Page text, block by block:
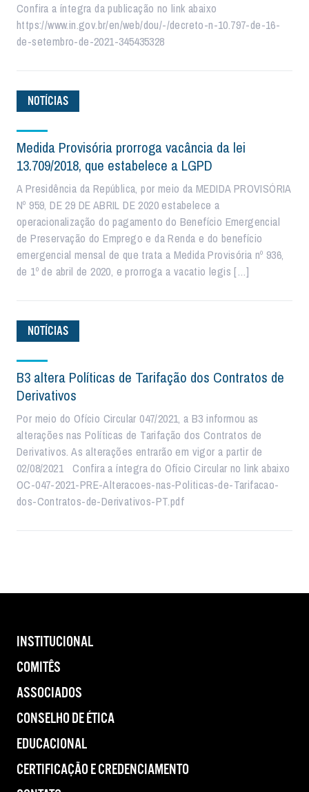
Confira a íntegra da publicação no link abaixo
https://www.in.gov.br/en/web/dou/-/decreto-n-10.797-de-16-
de-setembro-de-2021-345435328
NOTÍCIAS
Medida Provisória prorroga vacância da lei
13.709/2018, que estabelece a LGPD
A Presidência da República, por meio da MEDIDA PROVISÓRIA
Nº 959, DE 29 DE ABRIL DE 2020 estabelece a
operacionalização do pagamento do Benefício Emergencial
de Preservação do Emprego e da Renda e do benefício
emergencial mensal de que trata a Medida Provisória nº 936,
de 1º de abril de 2020, e prorroga a vacatio legis […]
NOTÍCIAS
B3 altera Políticas de Tarifação dos Contratos de
Derivativos
Por meio do Ofício Circular 047/2021, a B3 informou as
alterações nas Políticas de Tarifação dos Contratos de
Derivativos. As alterações entrarão em vigor a partir de
02/08/2021 Confira a íntegra do Ofício Circular no link abaixo
OC-047-2021-PRE-Alteracoes-nas-Politicas-de-Tarifacao-
dos-Contratos-de-Derivativos-PT.pdf
INSTITUCIONAL
COMITÊS
ASSOCIADOS
CONSELHO DE ÉTICA
EDUCACIONAL
CERTIFICAÇÃO E CREDENCIAMENTO